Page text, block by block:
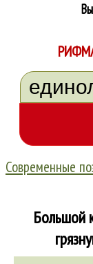
Современные
Большой